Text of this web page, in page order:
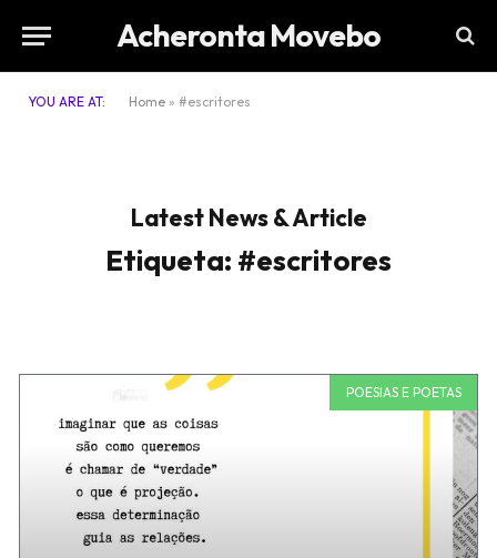
Acheronta Movebo
YOU ARE AT: Home » #escritores
Latest News & Article
Etiqueta: #escritores
POESIAS E POETAS